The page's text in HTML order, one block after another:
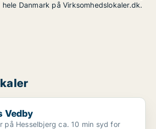
hele Danmark på Virksomhedslokaler.dk.
Vedby
på Hesselbjerg ca. 10 min syd for